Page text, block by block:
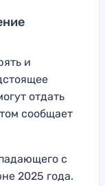
и
отдать
сообщает
с
2025 года.